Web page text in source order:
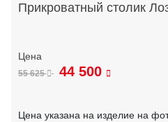
Прикроватный столик
55 625 44 500
Цена указана на изделие на